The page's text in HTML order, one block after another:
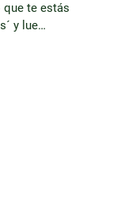
te estás
y lue…